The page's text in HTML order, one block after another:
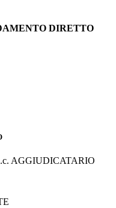
DIRETTO
AGGIUDICATARIO